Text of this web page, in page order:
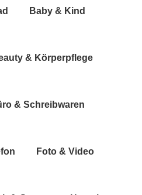
Baby & Kind
& Körperpflege
& Schreibwaren
Foto & Video